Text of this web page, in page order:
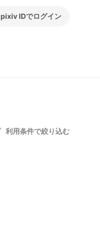
pixiv IDでログイン
利用条件で絞り込む